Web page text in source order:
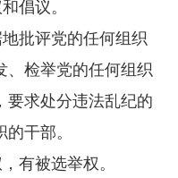
倡议。
批评党的任何组织
、检举党的任何组织
要求处分违法乱纪的
干部。
有被选举权。